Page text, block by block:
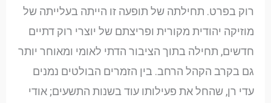
רוק בפרט. תחילתה של תופעה זו הייתה בעלייתה של
מוזיקה יהודית מקורית ופריצתם של יוצרי רוק דתיים
חדשים, תחילה בתוך הציבור הדתי לאומי ומאוחר יותר
גם בקרב הקהל הרחב. בין הזמרים הבולטים נמנים
עדי רן, שהחל את פעילותו עוד בשנות התשעים; אודי